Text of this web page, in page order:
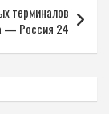
терминалов
— Россия 24